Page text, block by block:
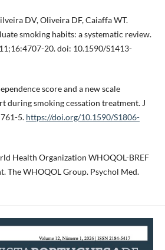
DV, Oliveira DF, Caiaffa WT.
smoking habits: a systematic review.
20. doi: 10.1590/S1413-
score and a new scale
during smoking cessation treatment. J
5. https://doi.org/10.1590/S1806-
Health Organization WHOQOL-BREF
The WHOQOL Group. Psychol Med.